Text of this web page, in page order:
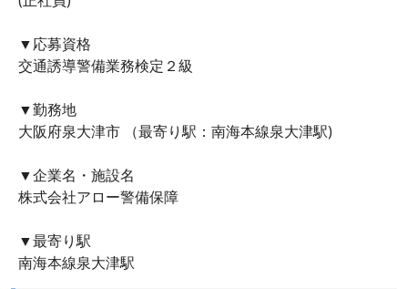
▼応募資格
交通誘導警備業務検定２級
▼勤務地
大阪府泉大津市 （最寄り駅：南海本線泉大津駅)
▼企業名・施設名
株式会社アロー警備保障
▼最寄り駅
南海本線泉大津駅